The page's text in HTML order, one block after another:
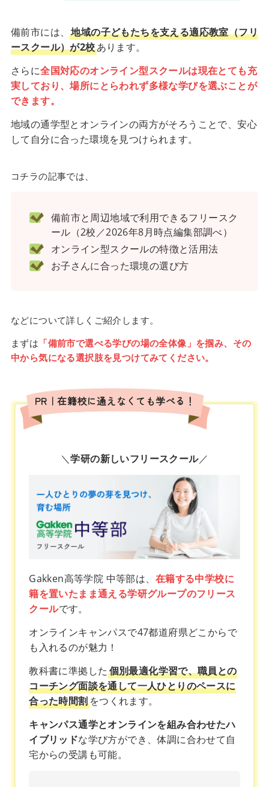
備前市には、地域の子どもたちを支える適応教室（フリ
ースクール）が2校あります。
さらに全国対応のオンライン型スクールは現在とても充
実しており、場所にとらわれず多様な学びを選ぶことが
できます。
地域の通学型とオンラインの両方がそろうことで、安心
して自分に合った環境を見つけられます。
コチラの記事では、
備前市と周辺地域で利用できるフリースク
ール（2校／2026年8月時点編集部調べ）
オンライン型スクールの特徴と活用法
お子さんに合った環境の選び方
などについて詳しくご紹介します。
まずは 「備前市で選べる学びの場の全体像」を掴み、その
中から気になる選択肢を見つけてみてください。
PR｜在籍校に通えなくても学べる！
＼学研の新しいフリースクール／
Gakken高等学院 中等部は、 在籍する中学校に
籍を置いたまま通える学研グループのフリース
クールです。
オンラインキャンパスで47都道府県どこからで
も入れるのが魅力！
教科書に準拠した 個別最適化学習で、職員との
コーチング面談を通して一人ひとりのペースに
合った時間割をつくれます。
キャンパス通学とオンラインを組み合わせたハ
イブリッドな学び方ができ、体調に合わせて自
宅からの受講も可能。